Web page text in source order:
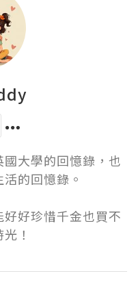
大學的回憶錄，也
的回憶錄。
好珍惜千金也買不
！